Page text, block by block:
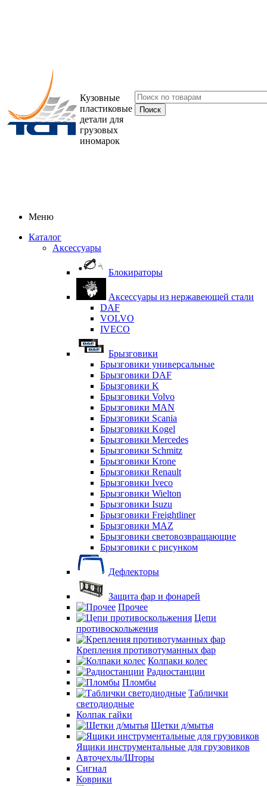
Кузовные
пластиковые
детали для
грузовых
иномарок
Меню
Каталог
Аксессуары
Блокираторы
Аксессуары из нержавеющей стали
DAF
VOLVO
IVECO
Брызговики
Брызговики универсальные
Брызговики DAF
Брызговики K
Брызговики Volvo
Брызговики MAN
Брызговики Scania
Брызговики Kogel
Брызговики Mercedes
Брызговики Schmitz
Брызговики Krone
Брызговики Renault
Брызговики Iveco
Брызговики Wielton
Брызговики Isuzu
Брызговики Freightliner
Брызговики MAZ
Брызговики световозвращающие
Брызговики с рисунком
Дефлекторы
Защита фар и фонарей
Прочее
Цепи
противоскольжения
Крепления противотуманных фар
Колпаки колес
Радиостанции
Пломбы
Таблички
светодиодные
Колпак гайки
Щетки д/мытья
Ящики инструментальные для грузовиков
Авточехлы/Шторы
Сигнал
Коврики